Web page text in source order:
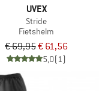
UVEX
Stride
Fietshelm
€ 69,95€ 61,56
5,0(1)